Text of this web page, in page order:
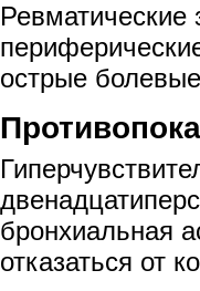
Ревматические
острые
бронхиальная
отказаться от